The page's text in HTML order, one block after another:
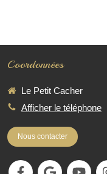
Coordonnées
Le Petit Cacher
Afficher le téléphone
Nous contacter